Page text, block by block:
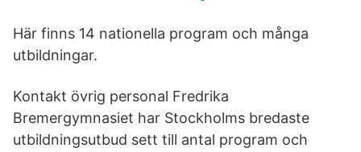
Här finns 14 nationella program och många
utbildningar.
Kontakt övrig personal Fredrika
Bremergymnasiet har Stockholms bredaste
utbildningsutbud sett till antal program och